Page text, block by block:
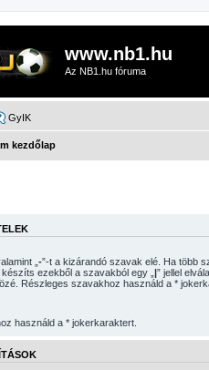
www.nb1.hu
Az NB1.hu fóruma
GyIK
kezdőlap
„ -”-t a kizárandó szavak elé. Ha több szóból csak egy
ezekből a szavakból egy „ |” jellel
Részleges szavakhoz használd a *
használd a * jokerkaraktert.